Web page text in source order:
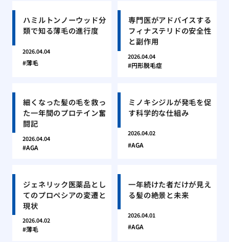
ハミルトンノーウッド分
類で知る薄毛の進行度
2026.04.04
薄毛
専門医がアドバイスする
フィナステリドの安全性
と副作用
2026.04.04
円形脱毛症
細くなった髪の毛を救っ
た一年間のプロテイン奮
闘記
2026.04.04
AGA
ミノキシジルが発毛を促
す科学的な仕組み
2026.04.02
AGA
ジェネリック医薬品とし
てのプロペシアの変遷と
現状
2026.04.02
薄毛
一年続けた者だけが見え
る髪の絶景と未来
2026.04.01
AGA